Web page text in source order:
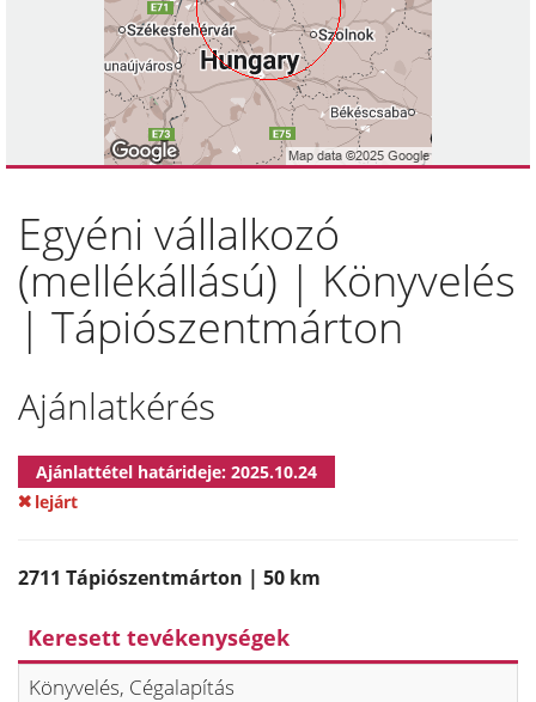
Képzésnaptár
Egyéni vállalkozó
(mellékállású) | Könyvelés
| Tápiószentmárton
Ajánlatkérés
Ajánlattétel határideje: 2025.10.24
lejárt
2711 Tápiószentmárton | 50 km
Keresett tevékenységek
Könyvelés, Cégalapítás